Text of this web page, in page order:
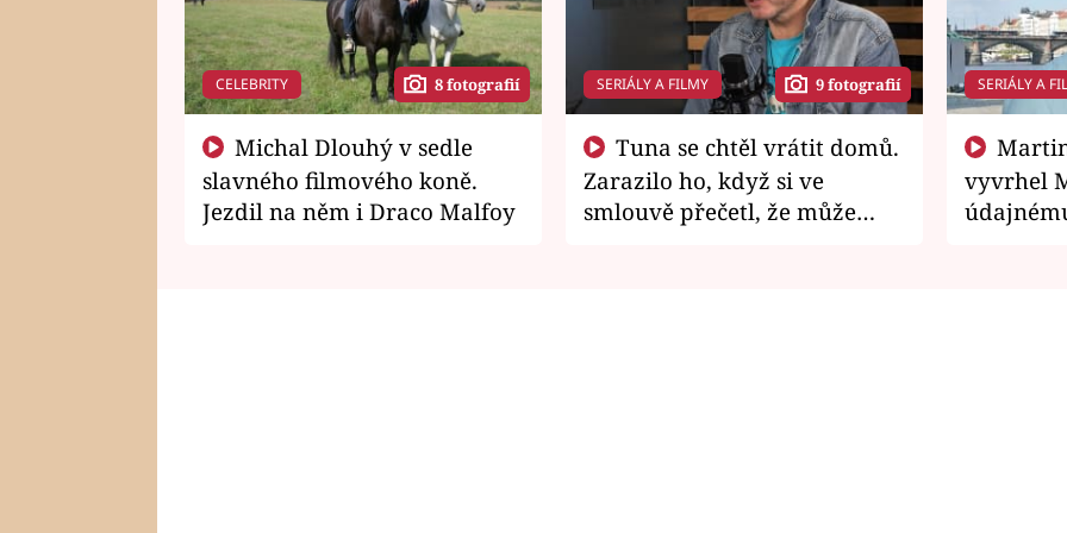
CELEBRITY 8 fotografií
slavného filmového koně.
Jezdil na něm i Draco Malfoy
SERIÁLY A FILMY 9 fotografií
Zarazilo ho, když si ve
smlouvě přečetl, že může
SERIÁLY A
vyvrhel